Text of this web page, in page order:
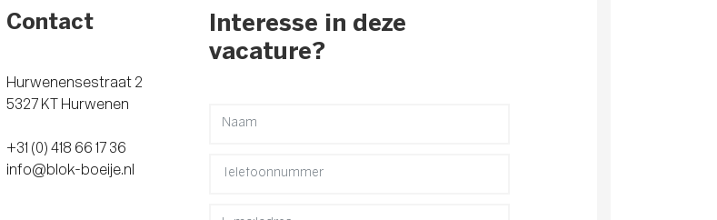
Contact
Hurwenensestraat 2
5327 KT Hurwenen
+31 (0) 418 66 17 36
info@blok-boeije.nl
Interesse in deze
vacature?